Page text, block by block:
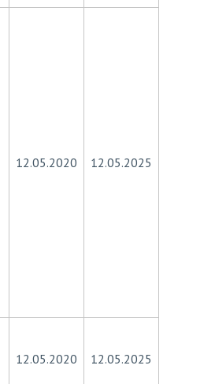
12.05.2020 12.05.2025
12.05.2020 12.05.2025